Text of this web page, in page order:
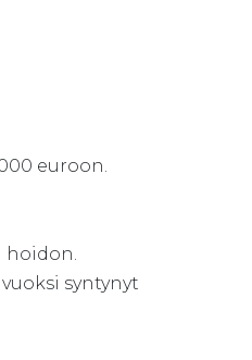
euroon.
hoidon.
syntynyt